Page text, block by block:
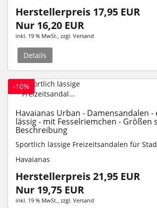
Herstellerpreis 17,95 EUR
Nur 16,20 EUR
inkl. 19 % MwSt. , zzgl. Versand
Details
-10%
Havaianas Urban - Damensandalen -
lässig - mit Fesselriemchen - Größen
Beschreibung
Sportlich lässige Freizeitsandalen für
Havaianas
Herstellerpreis 21,95 EUR
Nur 19,75 EUR
inkl. 19 % MwSt. , zzgl. Versand